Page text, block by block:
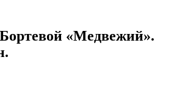
«Медвежий».